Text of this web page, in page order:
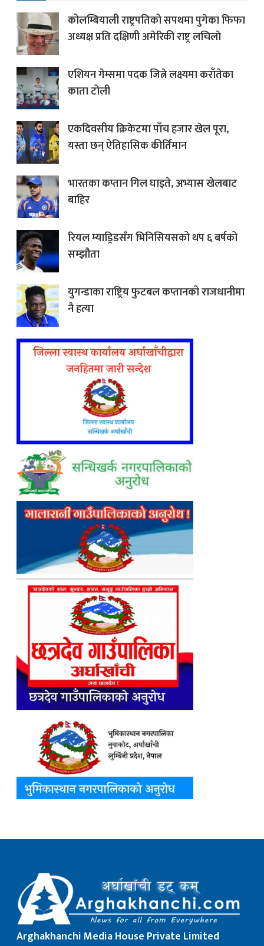
कोलम्बियाली राष्ट्रपतिको सपथमा पुगेका फिफा
अध्यक्ष प्रति दक्षिणी अमेरिकी राष्ट्र लचिलाे
एशियन गेम्समा पदक जित्ने लक्ष्यमा कराँतेका
काता टोली
एकदिवसीय क्रिकेटमा पाँच हजार खेल पूरा,
यस्ता छन् ऐतिहासिक कीर्तिमान
भारतका कप्तान गिल घाइते, अभ्यास खेलबाट
बाहिर
रियल म्याड्रिडसँग भिनिसियसको थप ६ बर्षको
सम्झौता
युगन्डाका राष्ट्रिय फुटबल कप्तानको राजधानीमा
नै हत्या
Arghakhanchi Media House Private Limited